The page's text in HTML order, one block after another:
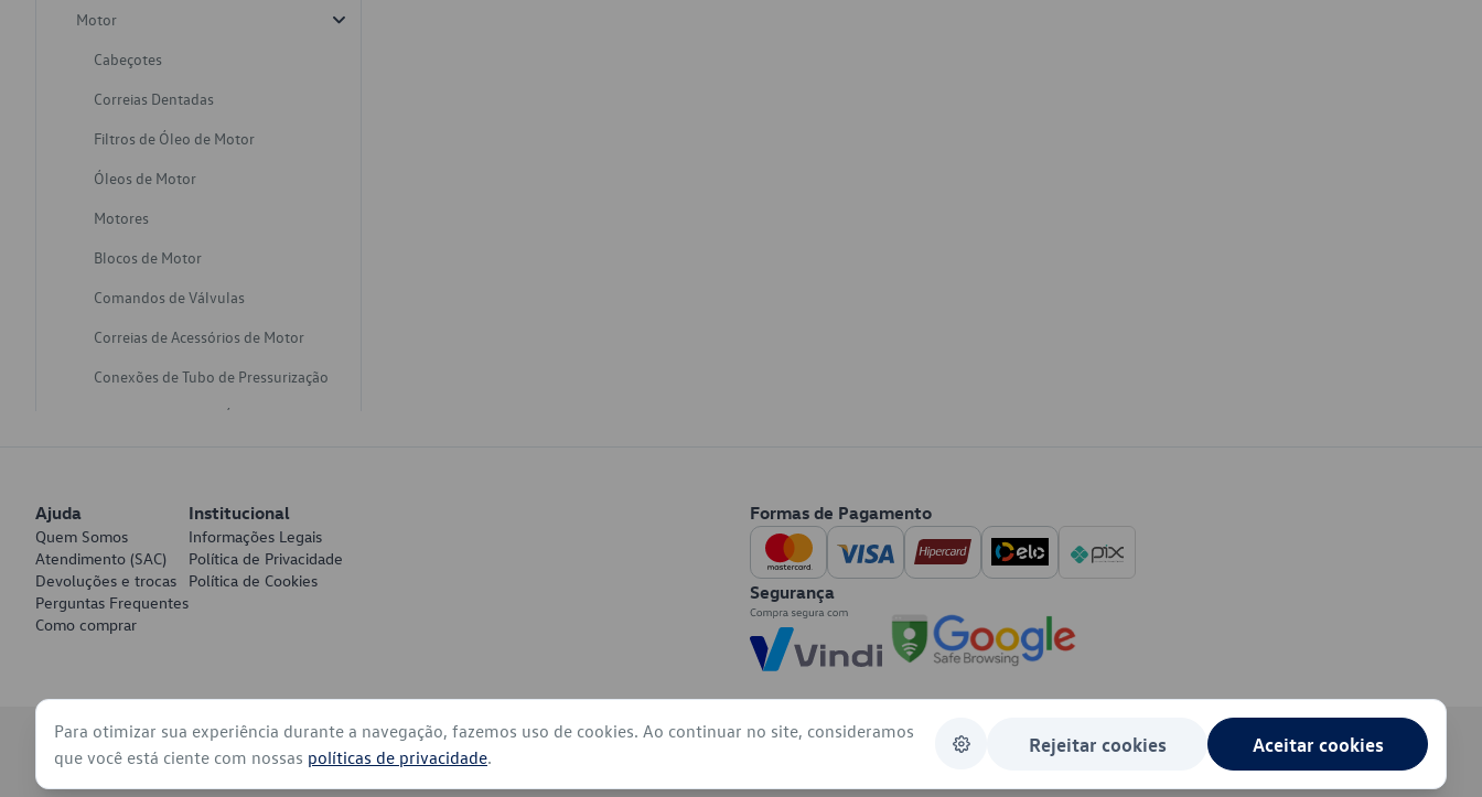
Motor
Cabeçotes
Correias Dentadas
Filtros de Óleo de Motor
Óleos de Motor
Motores
Blocos de Motor
Comandos de Válvulas
Correias de Acessórios de Motor
Conexões de Tubo de Pressurização
Varetas de Nivel de Óleo
Discos de Freio
Juntas de Bomba de Vácuo
Mangueiras de Vácuo de Servo
Pratos de Disco de Freio
Travas de Pastilha de Freio
Ajuda
Quem Somos
Atendimento (SAC)
Devoluções e trocas
Perguntas Frequentes
Como comprar
Institucional
Informações Legais
Política de Privacidade
Política de Cookies
Formas de Pagamento
Segurança
© 2026 - Volkswagen do Brasil - Todos os direitos reservados
Para otimizar sua experiência durante a navegação, fazemos uso de cookies. Ao continuar no site, consideramos
que você está ciente com nossas políticas de privacidade.
Rejeitar cookies Aceitar cookies